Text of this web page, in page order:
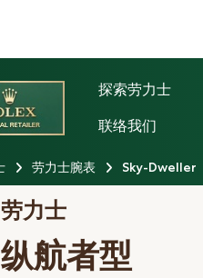
页
新消息
司动态
劳力士
劳力士中古表认证
探索劳力士
联络我们
劳力士腕表 Sky-Dweller
劳力士
纵航者型